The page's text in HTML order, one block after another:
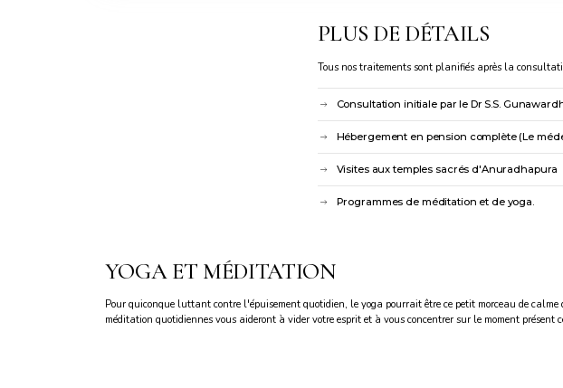
PLUS DE DÉTAILS
Tous nos traitements sont planifiés après la
Consultation initiale par le Dr S.S.
Hébergement en pension complète (Le
Visites aux temples sacrés d'Anuradhapura
Programmes de méditation et de yoga.
YOGA ET MÉDITATION
Pour quiconque luttant contre l'épuisement quotidien, le yoga pourrait être ce petit morceau de
méditation quotidiennes vous aideront à vider votre esprit et à vous concentrer sur le moment